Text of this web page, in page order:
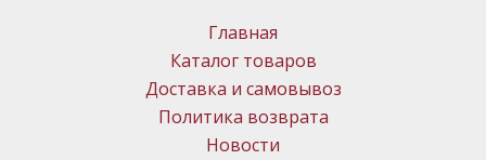
Главная
Каталог товаров
Доставка и самовывоз
Политика возврата
Новости